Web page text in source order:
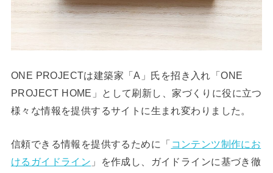
ONE PROJECTは建築家「A」氏を招き入れ「ONE
PROJECT HOME」として刷新し、家づくりに役に立つ
様々な情報を提供するサイトに生まれ変わりました。
信頼できる情報を提供するために「 コンテンツ制作にお
けるガイドライン 」を作成し、ガイドラインに基づき徹